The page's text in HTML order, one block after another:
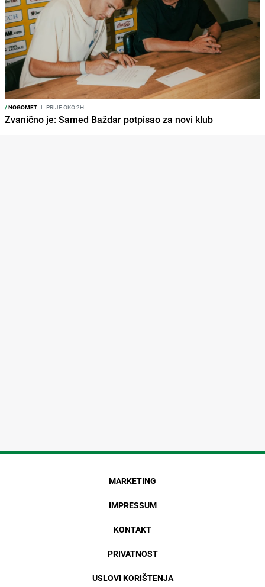
/NOGOMET I PRIJE OKO 2H
Zvanično je: Samed Baždar potpisao za novi klub
MARKETING
IMPRESSUM
KONTAKT
PRIVATNOST
USLOVI KORIŠTENJA